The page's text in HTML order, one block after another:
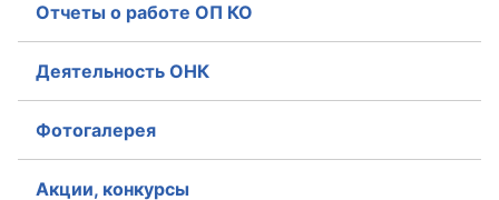
Отчеты о работе ОП КО
Деятельность ОНК
Фотогалерея
Акции, конкурсы